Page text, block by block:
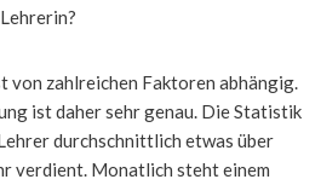
von zahlreichen Faktoren abhängig.
ist daher sehr genau. Die Statistik
durchschnittlich etwas über
verdient. Monatlich steht einem